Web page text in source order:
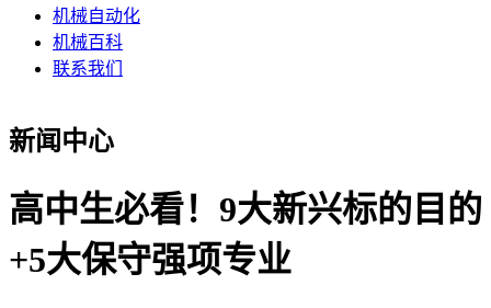
机械自动化
机械百科
联系我们
新闻中心
高中生必看！9大新兴标的目的
+5大保守强项专业